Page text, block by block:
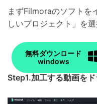
まずFilmoraのソフトを
しいプロジェクト」を選
無料ダウンロード
windows
Step1.加工する動画を